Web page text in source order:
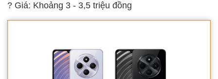
? Giá: Khoảng 3 - 3,5 triệu đồng